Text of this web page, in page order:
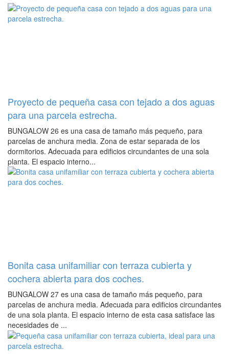
Proyecto de pequeña casa con tejado a dos aguas
para una parcela estrecha.
BUNGALOW 26 es una casa de tamaño más pequeño, para
parcelas de anchura media. Zona de estar separada de los
dormitorios. Adecuada para edificios circundantes de una sola
planta. El espacio interno...
Bonita casa unifamiliar con terraza cubierta y
cochera abierta para dos coches.
BUNGALOW 27 es una casa de tamaño más pequeño, para
parcelas de anchura media. Adecuada para edificios circundantes
de una sola planta. El espacio interno de esta casa satisface las
necesidades de ...